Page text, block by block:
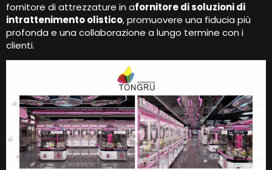
fornitore di attrezzature in afornitore di soluzioni di
intrattenimento olistico, promuovere una fiducia più
profonda e una collaborazione a lungo termine con i
clienti.